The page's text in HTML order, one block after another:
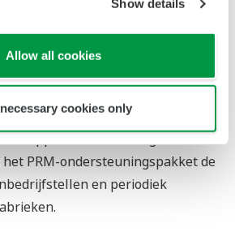
Show details
Allow all cookies
cookies only
en het CENTUMTM VP*2
en
Integrated System van
er werkrapporten gegenereerd.
samen met het PRMTM
van Yokogawa wordt
PRM-ondersteuningspakket de
en periodiek